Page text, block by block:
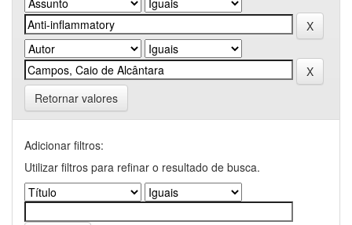
Retornar valores
Adicionar filtros:
Utilizar filtros para refinar o resultado de busca.